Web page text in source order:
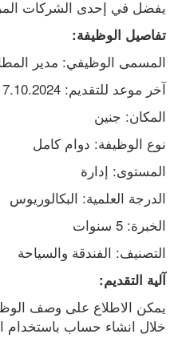
يفضل في إحدى الشركات
تفاصيل الوظيفة:
المسمى الوظيفي: مدير
آخر موعد للتقديم: 17.10.2024.
المكان: جنين
نوع الوظيفة: دوام كامل
المستوى: إدارة
الدرجة العلمية: البكالوريوس
الخبرة: 5 سنوات
التصنيف: الفندقة والسياحة
آلية التقديم:
خلال انشاء حساب باستخدام